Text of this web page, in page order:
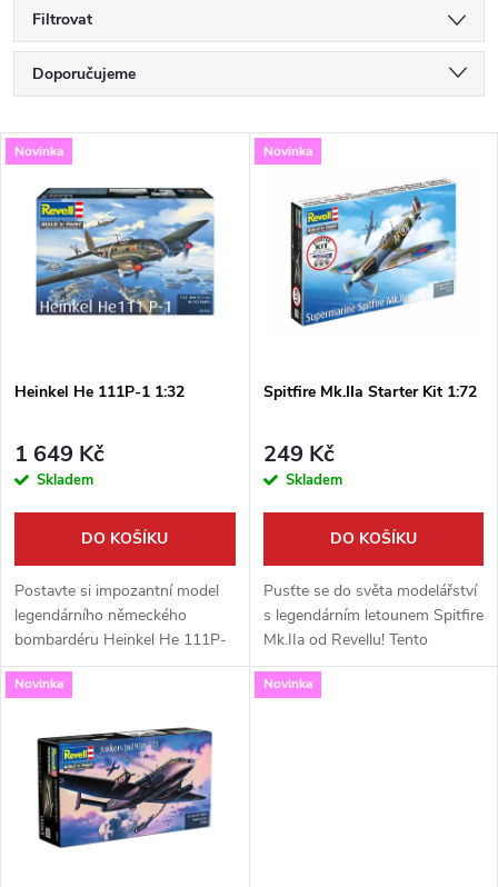
Filtrovat
Ř
a
n
p
r
o
d
u
k
Doporučujeme
Nejdražší
Nejprodávanější
Abecedně
V
p
s
p
r
d
u
k
Novinka
Heinkel He 111P-1 1:32
1 649 Kč
Skladem
DO KOŠÍKU
Postavte si impozantní model
legendárního německého
bombardéru Heinkel He 111P-
1 v obrovském měřítku 1:32.
Tato špičková stavebnice od
neuvěřitelnou úroveň...
Novinka
Spitfire Mk.IIa Starter Kit 1:72
249 Kč
Skladem
DO KOŠÍKU
Pusťte se do světa modelářství
s legendárním letounem Spitfire
Mk.IIa od Revellu! Tento
startovací set v měřítku 1:72
obsahuje vše, co potřebujete
Novinka Novinka